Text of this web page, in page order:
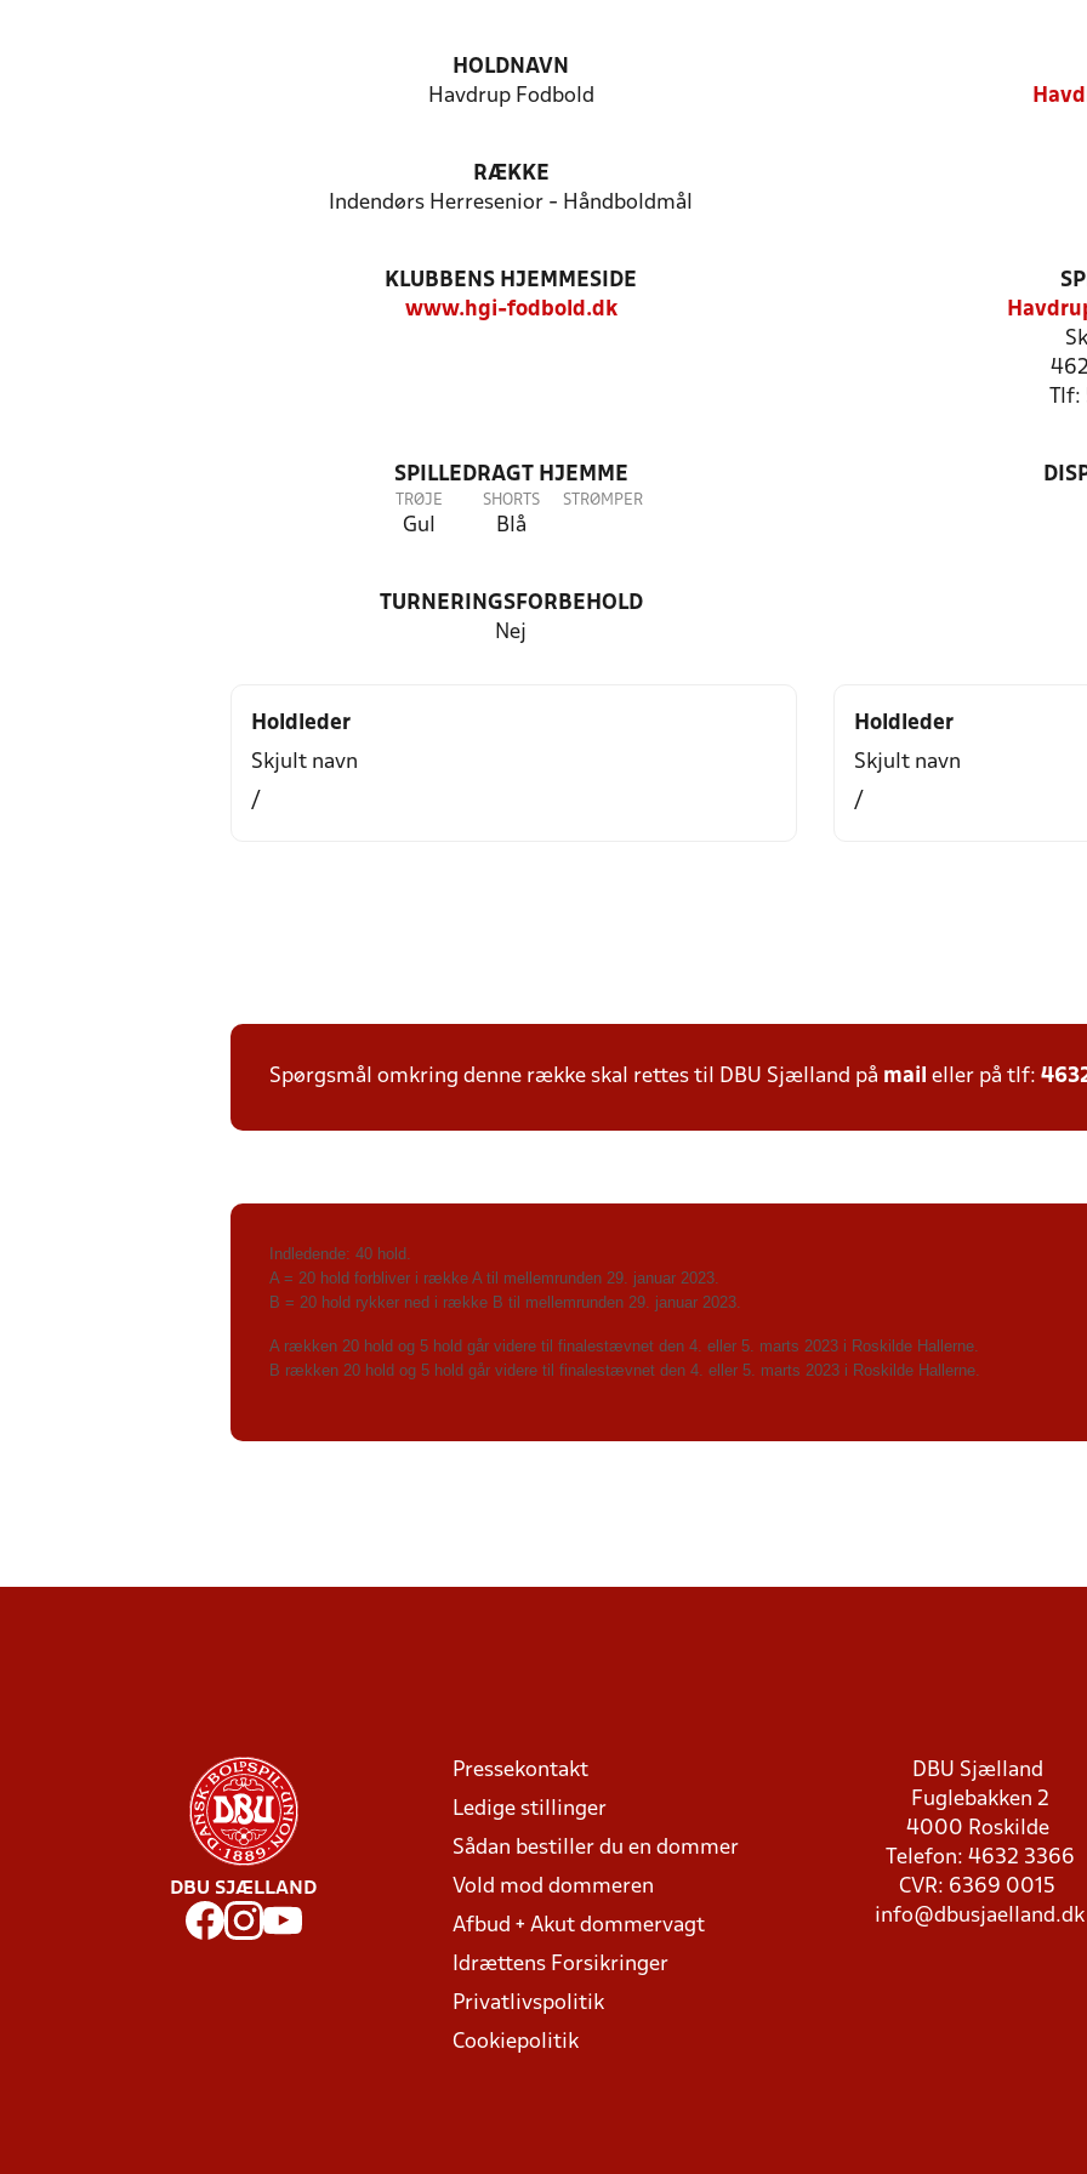
HOLDNAVN
Havdrup Fodbold
RÆKKE
Indendørs Herresenior - Håndboldmål
KLUBBENS HJEMMESIDE
www.hgi-fodbold.dk
SPILLEDRAGT HJEMME
TRØJE
Gul
SHORTS
Blå
STRØMPER
TURNERINGSFORBEHOLD
Nej
Holdleder
Skjult navn
/
Holdleder
Skjult navn
/
Spørgsmål omkring denne række skal rettes til DBU Sjælland på mail eller på tlf:
Indledende: 40 hold.
A = 20 hold forbliver i række A til mellemrunden 29. januar 2023.
B = 20 hold rykker ned i række B til mellemrunden 29. januar 2023.
A rækken 20 hold og 5 hold går videre til finalestævnet den 4. eller 5. marts 2023 i Roskilde Hallerne.
B rækken 20 hold og 5 hold går videre til finalestævnet den 4. eller 5. marts 2023 i Roskilde Hallerne.
DBU SJÆLLAND
Pressekontakt
Ledige stillinger
Sådan bestiller du en dommer
Vold mod dommeren
Afbud + Akut dommervagt
Idrættens Forsikringer
Privatlivspolitik
Cookiepolitik
DBU Sjælland
Fuglebakken 2
4000 Roskilde
Telefon: 4632 3366
CVR: 6369 0015
info@dbusjaelland.dk